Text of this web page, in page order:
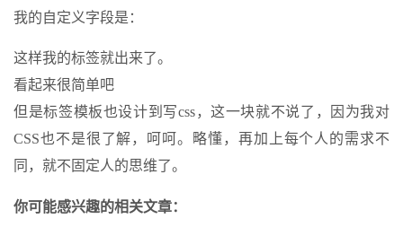
我的自定义字段是：
这样我的标签就出来了。
看起来很简单吧
但是标签模板也设计到写css，这一块就不说了，因为我对
CSS也不是很了解，呵呵。略懂，再加上每个人的需求不
同，就不固定人的思维了。
你可能感兴趣的相关文章：